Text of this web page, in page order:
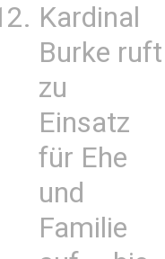
Kardinal
Burke ruft
zu
Einsatz
für Ehe
und
Familie